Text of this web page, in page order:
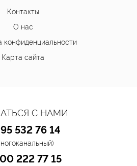
Контакты
О нас
конфиденциальности
Карта сайта
С НАМИ
532 76 14
222 77 15